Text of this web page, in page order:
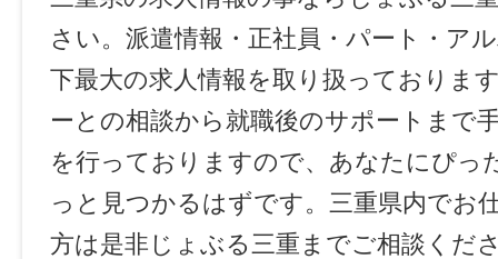
さい。派遣情報・正社員・パート・ア
下最大の求人情報を取り扱っておりま
ーとの相談から就職後のサポートまで
を行っておりますので、あなたにぴっ
っと見つかるはずです。三重県内でお
方は是非じょぶる三重までご相談くだ